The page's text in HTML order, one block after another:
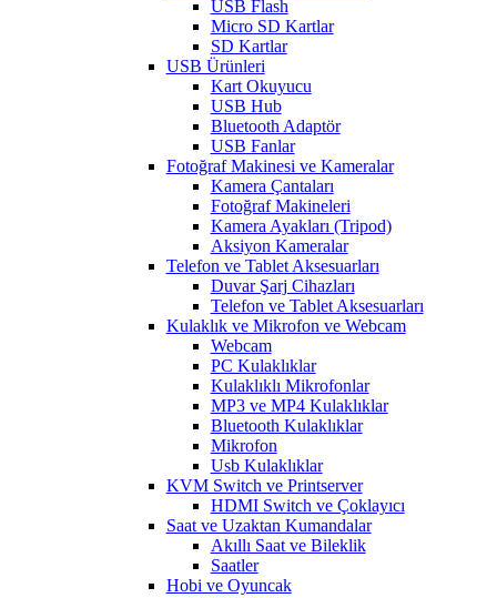
USB Flash
Micro SD Kartlar
SD Kartlar
USB Ürünleri
Kart Okuyucu
USB Hub
Bluetooth Adaptör
USB Fanlar
Fotoğraf Makinesi ve Kameralar
Kamera Çantaları
Fotoğraf Makineleri
Kamera Ayakları (Tripod)
Aksiyon Kameralar
Telefon ve Tablet Aksesuarları
Duvar Şarj Cihazları
Telefon ve Tablet Aksesuarları
Kulaklık ve Mikrofon ve Webcam
Webcam
PC Kulaklıklar
Kulaklıklı Mikrofonlar
MP3 ve MP4 Kulaklıklar
Bluetooth Kulaklıklar
Mikrofon
Usb Kulaklıklar
KVM Switch ve Printserver
HDMI Switch ve Çoklayıcı
Saat ve Uzaktan Kumandalar
Akıllı Saat ve Bileklik
Saatler
Hobi ve Oyuncak